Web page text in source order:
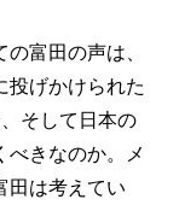
富田の声は、
投げかけられた
そして日本の
きなのか。メ
田は考えてい